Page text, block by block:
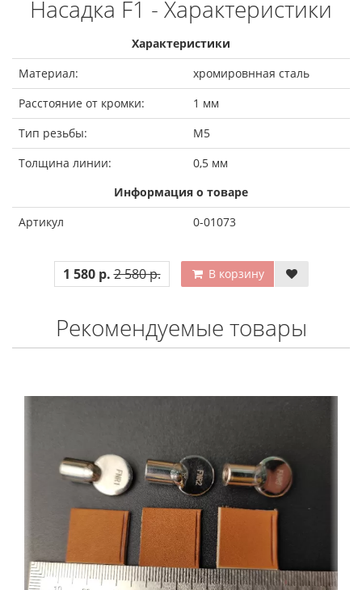
Насадка F1 - Характеристики
Характеристики
Материал:
хромировнная сталь
Расстояние от кромки:
1 мм
Тип резьбы:
М5
Толщина линии:
0,5 мм
Информация о товаре
Артикул
0-01073
1 580 р. 2 580 р. В корзину
Рекомендуемые товары